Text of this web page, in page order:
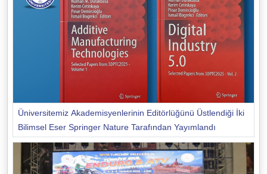
Üniversitemiz Akademisyenlerinin Editörlüğünü Üstlendiği İki
Bilimsel Eser Springer Nature Tarafından Yayımlandı